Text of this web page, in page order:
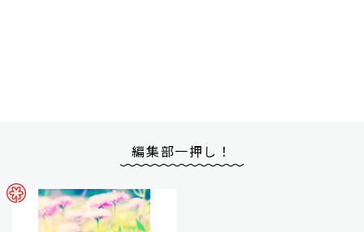
編集部一押し！